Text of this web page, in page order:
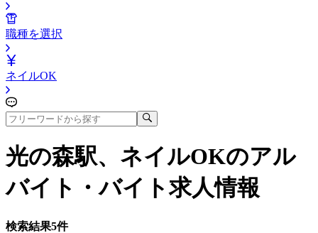
職種を選択
ネイルOK
光の森駅、ネイルOKのアル
バイト・バイト求人情報
検索結果5件